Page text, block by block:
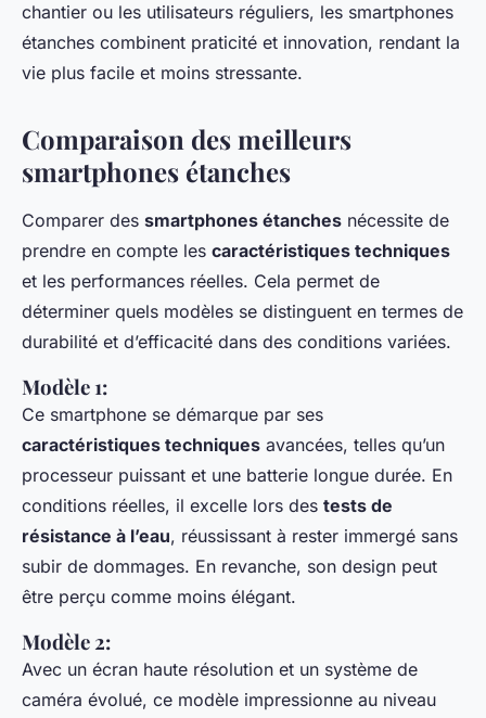
chantier ou les utilisateurs réguliers, les smartphones
étanches combinent praticité et innovation, rendant la
vie plus facile et moins stressante.
Comparaison des meilleurs
smartphones étanches
Comparer des smartphones étanches nécessite de
prendre en compte les caractéristiques techniques
et les performances réelles. Cela permet de
déterminer quels modèles se distinguent en termes de
durabilité et d’efficacité dans des conditions variées.
Modèle 1:
Ce smartphone se démarque par ses
caractéristiques techniques avancées, telles qu’un
processeur puissant et une batterie longue durée. En
conditions réelles, il excelle lors des tests de
résistance à l’eau, réussissant à rester immergé sans
subir de dommages. En revanche, son design peut
être perçu comme moins élégant.
Modèle 2:
Avec un écran haute résolution et un système de
caméra évolué, ce modèle impressionne au niveau